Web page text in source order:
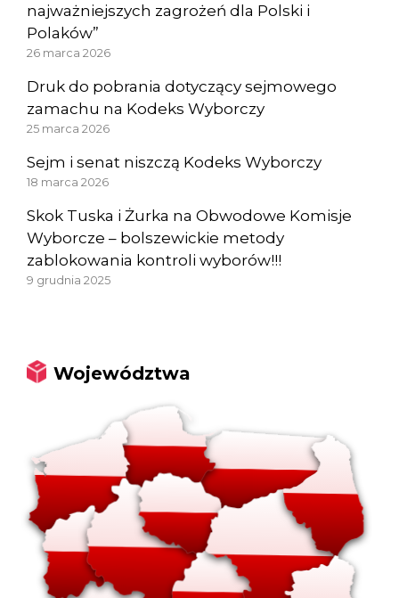
najważniejszych zagrożeń dla Polski i
Polaków”
26 marca 2026
Druk do pobrania dotyczący sejmowego
zamachu na Kodeks Wyborczy
25 marca 2026
Sejm i senat niszczą Kodeks Wyborczy
18 marca 2026
Skok Tuska i Żurka na Obwodowe Komisje
Wyborcze – bolszewickie metody
zablokowania kontroli wyborów!!!
9 grudnia 2025
Województwa